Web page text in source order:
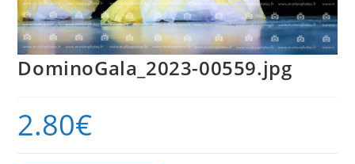
DominoGala_2023-00559.jpg
2.80€